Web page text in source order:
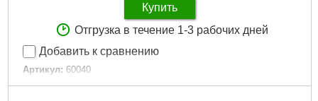
Купить
Отгрузка в течение 1-3 рабочих дней
Добавить к сравнению
Артикул: 60040
Код товара: 16.62.96